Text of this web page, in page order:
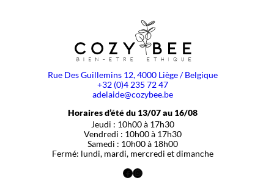
Rue Des Guillemins 12, 4000 Liège / Belgique
+32 (0)4 235 72 47
adelaide@cozybee.be
Horaires d’été du 13/07 au 16/08
Jeudi : 10h00 à 17h30
Vendredi : 10h00 à 17h30
Samedi : 10h00 à 18h00
Fermé: lundi, mardi, mercredi et dimanche
Facebook
Instagram